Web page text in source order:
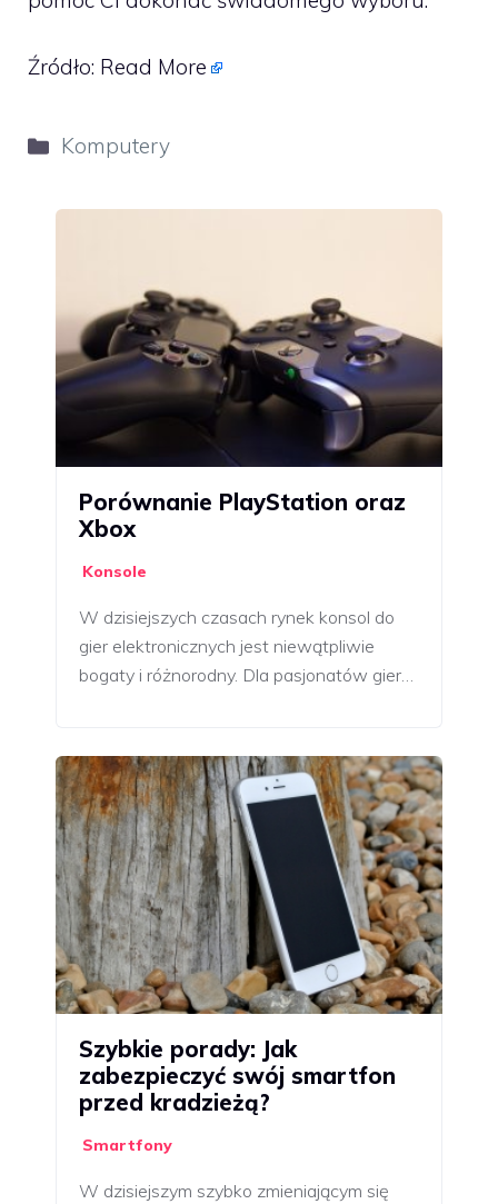
Źródło: Read More
Kategorie
Komputery
Porównanie PlayStation oraz
Xbox
Konsole
W dzisiejszych czasach rynek konsol do
gier elektronicznych jest niewątpliwie
bogaty i różnorodny. Dla pasjonatów gier…
Szybkie porady: Jak
zabezpieczyć swój smartfon
przed kradzieżą?
Smartfony
W dzisiejszym szybko zmieniającym się